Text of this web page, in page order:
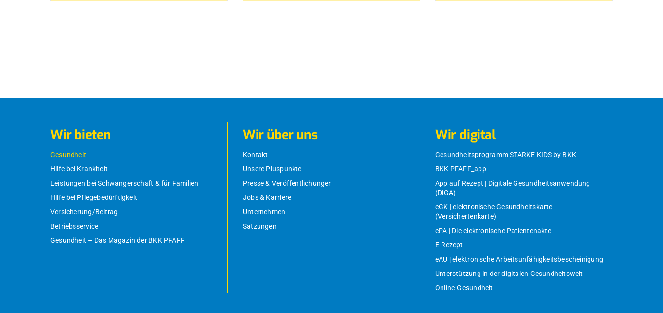
Wir bieten
Gesundheit
Hilfe bei Krankheit
Leistungen bei Schwangerschaft & für Familien
Hilfe bei Pflegebedürftigkeit
Versicherung/Beitrag
Betriebsservice
Gesundheit – Das Magazin der BKK PFAFF
Wir über uns
Kontakt
Unsere Pluspunkte
Presse & Veröffentlichungen
Jobs & Karriere
Unternehmen
Satzungen
Wir digital
Gesundheitsprogramm STARKE KIDS by BKK
BKK PFAFF_app
App auf Rezept | Digitale Gesundheitsanwendung
(DiGA)
eGK | elektronische Gesundheitskarte
(Versichertenkarte)
ePA | Die elektronische Patientenakte
E-Rezept
eAU | elektronische Arbeitsunfähigkeitsbescheinigung
Unterstützung in der digitalen Gesundheitswelt
Online-Gesundheit